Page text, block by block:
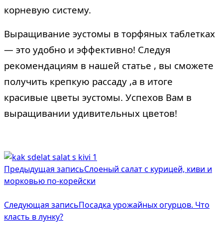
корневую систему.
Выращивание эустомы в торфяных таблетках
— это удобно и эффективно! Следуя
рекомендациям в нашей статье , вы сможете
получить крепкую рассаду ,а в итоге
красивые цветы эустомы. Успехов Вам в
выращивании удивительных цветов!
<span
class="nav-
screen-
Предыдущая записьСлоеный салат с курицей, киви и
морковью по-корейски
Следующая записьПосадка урожайных огурцов. Что
класть в лунку?